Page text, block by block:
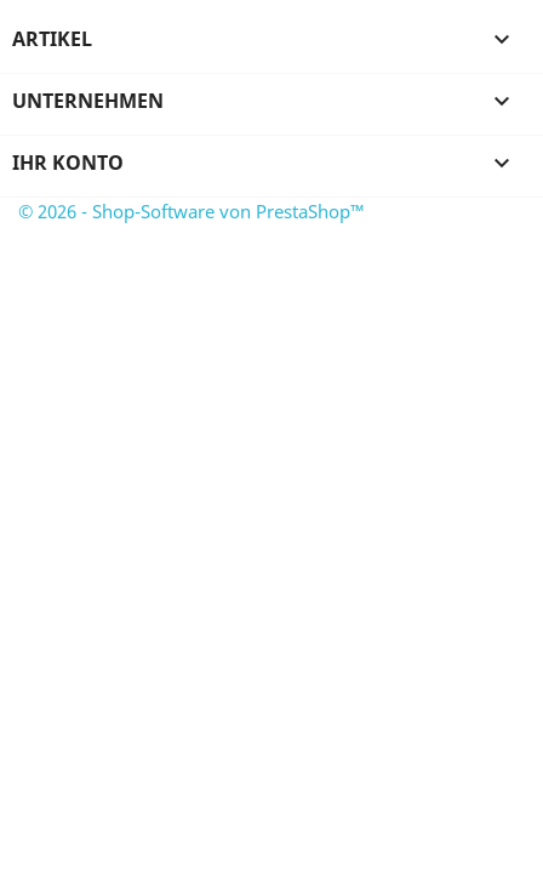
ARTIKEL 
UNTERNEHMEN 
IHR KONTO 
© 2026 - Shop-Software von PrestaShop™